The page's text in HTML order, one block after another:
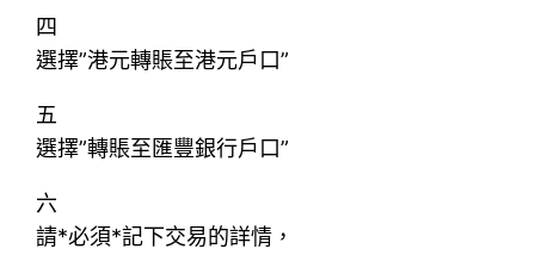
四
選擇”港元轉賬至港元戶口”
五
選擇”轉賬至匯豐銀行戶口”
六
請*必須*記下交易的詳情，